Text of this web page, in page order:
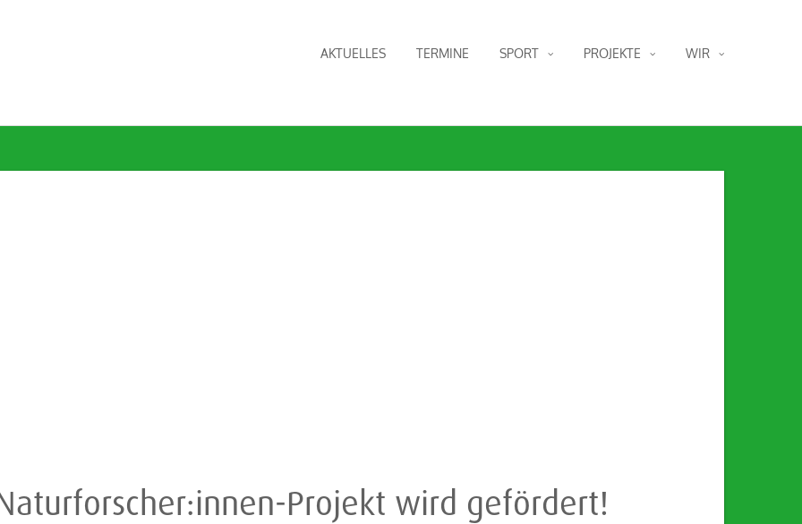
AKTUELLES TERMINE SPORT PROJEKTE WIR
Projekt wird gefördert!